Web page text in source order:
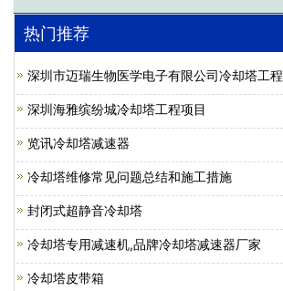
热门推荐
深圳市迈瑞生物医学电子有限公司冷却塔工程
深圳海雅缤纷城冷却塔工程项目
览讯冷却塔减速器
冷却塔维修常见问题总结和施工措施
封闭式超静音冷却塔
冷却塔专用减速机,品牌冷却塔减速器厂家
冷却塔皮带箱